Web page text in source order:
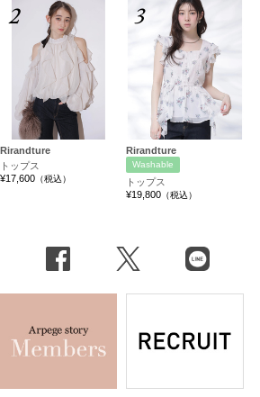
2
Rirandture
トップス
¥17,600（税込）
3
Rirandture
Washable
トップス
¥19,800 （税込）
X（旧Twitter） LINE